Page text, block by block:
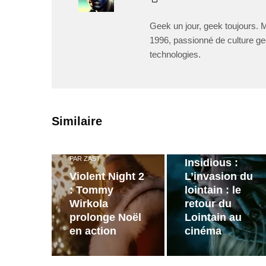
Geek un jour, geek toujours.
1996, passionné de culture
technologies.
Similaire
PAR ZAST
Violent Night 2
: Tommy
Wirkola
prolonge Noël
en action
Insidious :
L’invasion du
lointain : le
retour du
Lointain au
cinéma